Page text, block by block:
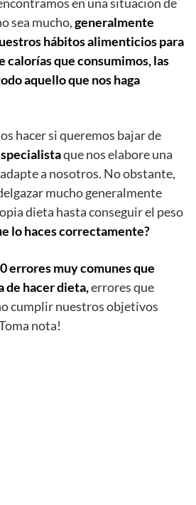
sea mucho,generalmente
hábitos alimenticios para
calorías que consumimos, las
aquello que nos haga
hacer si queremos bajar de
que nos elabore una
a nosotros. No obstante,
mucho generalmente
dieta hasta conseguir el peso
lo haces correctamente?
errores muy comunes que
de hacer dieta,errores que
cumplir nuestros objetivos
nota!